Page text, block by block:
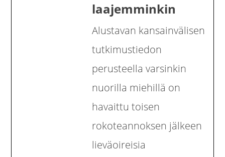
laajemminkin
Alustavan kansainvälisen
tutkimustiedon
perusteella varsinkin
nuorilla miehillä on
havaittu toisen
rokoteannoksen jälkeen
lieväoireisia